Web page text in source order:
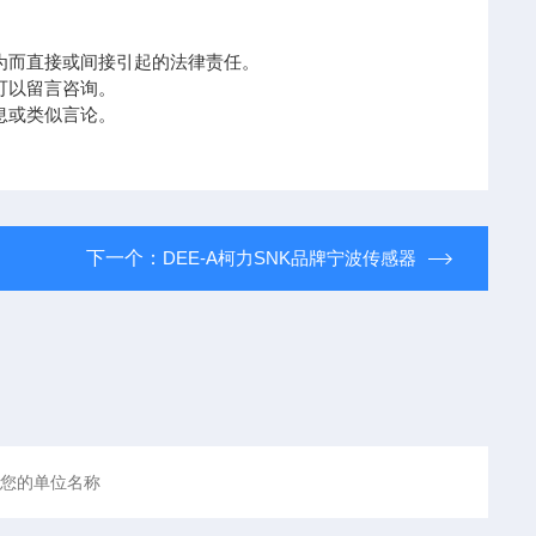
直接或间接引起的法律责任。
留言咨询。
类似言论。
下一个： DEE-A柯力SNK品牌宁波传感器